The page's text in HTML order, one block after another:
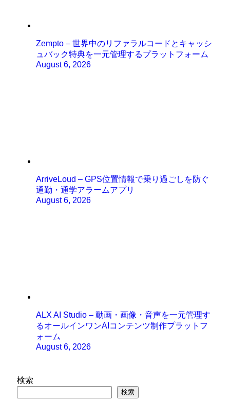
Zempto – 世界中のリファラルコードとキャッシ
ュバック特典を一元管理するプラットフォーム
August 6, 2026
ArriveLoud – GPS位置情報で乗り過ごしを防ぐ
通勤・通学アラームアプリ
August 6, 2026
ALX AI Studio – 動画・画像・音声を一元管理す
るオールインワンAIコンテンツ制作プラットフ
ォーム
August 6, 2026
検索
検索